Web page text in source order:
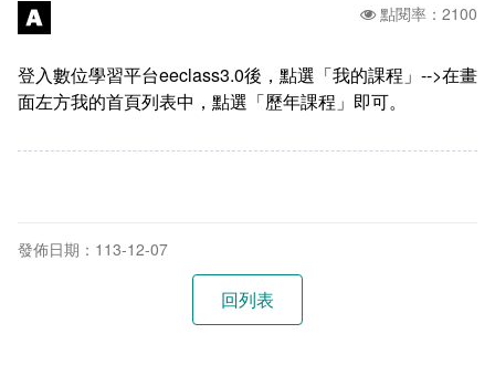
智慧財產權宣導
自由軟體清單
常見問答
點閱率：2100
登入數位學習平台eeclass3.0後，點選「我的課程」-->在畫
面左方我的首頁列表中，點選「歷年課程」即可。
發佈日期：113-12-07